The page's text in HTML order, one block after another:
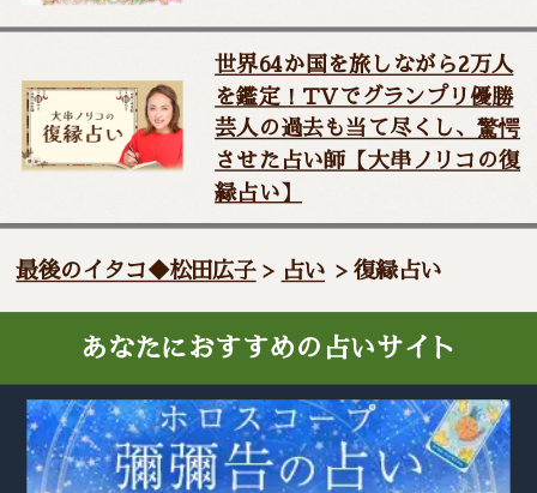
世界64か国を旅しながら2万人
を鑑定！TVでグランプリ優勝
芸人の過去も当て尽くし、驚愕
させた占い師【大串ノリコの復
縁占い】
最後のイタコ◆松田広子> 占い > 復縁占い
あなたにおすすめの占いサイト